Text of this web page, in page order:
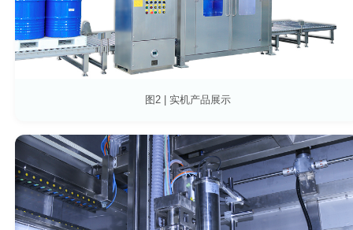
图2 | 实机产品展示